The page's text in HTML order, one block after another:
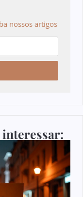
nossos artigos
interessar: